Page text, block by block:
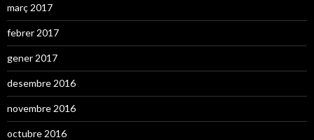
març 2017
febrer 2017
gener 2017
desembre 2016
novembre 2016
octubre 2016